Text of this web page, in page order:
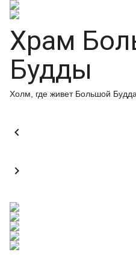
Храм
Будды
Холм, где живет Большой Будда.

